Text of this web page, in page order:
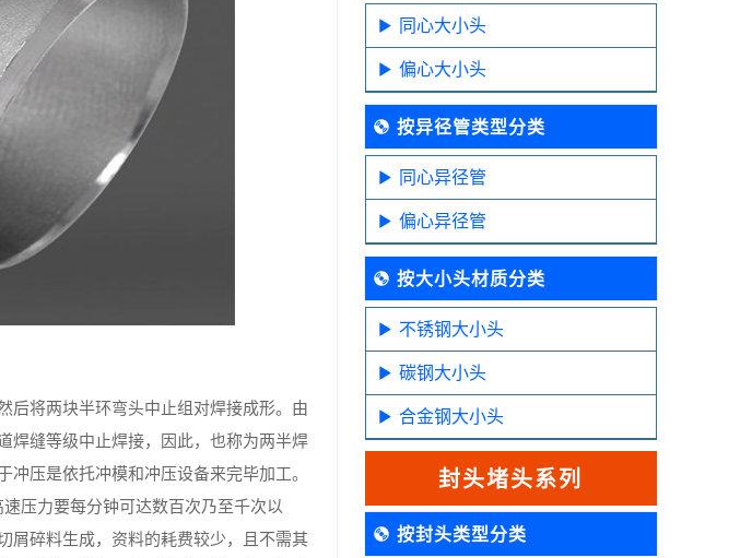
后将两块半环弯头中止组对焊接成形。由
焊缝等级中止焊接，因此，也称为两半焊
压是依托冲模和冲压设备来完毕加工。
压力要每分钟可达数百次乃至千次以
屑碎料生成，资料的耗费较少，且不需其
同心大小头
偏心大小头
按异径管类型分类
同心异径管
偏心异径管
按大小头材质分类
不锈钢大小头
碳钢大小头
合金钢大小头
封头堵头系列
按封头类型分类